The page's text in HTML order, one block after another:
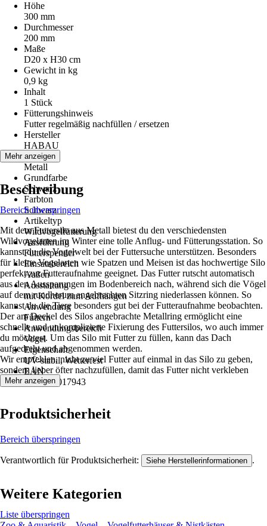
Höhe
300 mm
Durchmesser
200 mm
Maße
D20 x H30 cm
Gewicht in kg
0,9 kg
Inhalt
1 Stück
Fütterungshinweis
Futter regelmäßig nachfüllen / ersetzen
Hersteller
HABAU
Material
Metall
Grundfarbe
Schwarz
Farbton
Schwarz
Artikeltyp
Wildvogelfütterung
Ausführung
Futterspender
Einsatzbereich
Außen
Ausstattung
mit Kordel zum Aufhängen
Anwendung
Füttern
Anwendungsbereich
Vogel
Eigenschaft
UV-stabil, Wetterfest
EAN
4043595017943
Mehr anzeigen
Beschreibung
Bereich überspringen
Mit dem Futtersilo aus Metall bietest du den verschiedensten
Wildvogelarten im Winter eine tolle Anflug- und Fütterungsstation. So
kannst du die Vogelwelt bei der Futtersuche unterstützen. Besonders
für kleine Vogelarten wie Spatzen und Meisen ist das hochwertige Silo
perfekt zur Futteraufnahme geeignet. Das Futter rutscht automatisch
aus den Aussparungen im Bodenbereich nach, während sich die Vögel
auf dem rundherum angebrachten Sitzring niederlassen können. So
kannst du die Tiere besonders gut bei der Futteraufnahme beobachten.
Der am Deckel des Silos angebrachte Metallring ermöglicht eine
schnelle und unkomplizierte Fixierung des Futtersilos, wo auch immer
du möchtest. Um das Silo mit Futter zu füllen, kann das Dach
aufgedreht und abgenommen werden.
Wir empfehlen, nicht zu viel Futter auf einmal in das Silo zu geben,
sondern lieber öfter nachzufüllen, damit das Futter nicht verkleben
kann.
Mehr anzeigen
Produktsicherheit
Bereich überspringen
Verantwortlich für Produktsicherheit: Siehe Herstellerinformationen .
Weitere Kategorien
Liste überspringen